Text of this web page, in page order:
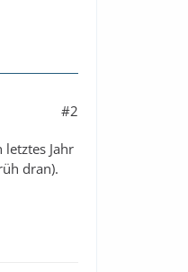
#2
Jahr
dran).